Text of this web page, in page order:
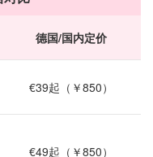
德国/国内定价
€39起（￥850）
€49起（￥850）